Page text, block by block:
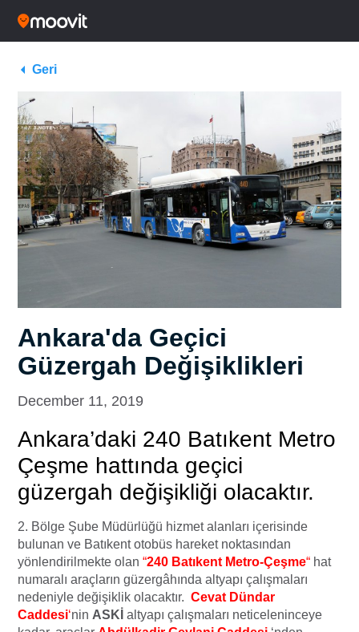
Geri
Ankara'da Geçici
Güzergah Değişiklikleri
December 11, 2019
Ankara’daki 240 Batıkent Metro
Çeşme hattında geçici
güzergah değişikliği olacaktır.
2. Bölge Şube Müdürlüğü hizmet alanları içerisinde
bulunan ve Batıkent otobüs hareket noktasından
yönlendirilmekte olan “240 Batıkent Metro-Çeşme“ hat
numaralı araçların güzergâhında altyapı çalışmaları
nedeniyle değişiklik olacaktır. Cevat Dündar
Caddesi‘nin ASKİ altyapı çalışmaları neticeleninceye